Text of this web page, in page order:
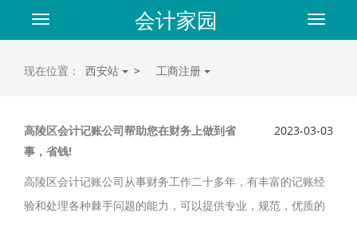
Toggle
Toggle
navigation
会计家园
现在位置： 西安站 > 工商注册
高陵区会计记账公司帮助您在财务上做到省
事，省钱!
2023-03-03
高陵区会计记账公司从事财务工作二十多年，有丰富的记账经
验和处理各种棘手问题的能力，可以提供专业，规范，优质的